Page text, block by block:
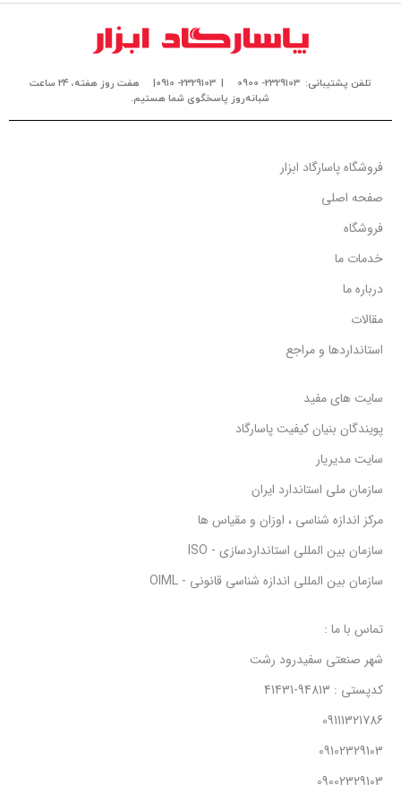
تلفن پشتیبانی: 2329103- 0900 | 2329103- 0910|
هفت روز هفته، ۲۴ ساعت
شبانه‌روز پاسخگوی شما هستیم.
فروشگاه پاسارگاد ابزار
صفحه اصلی
فروشگاه
خدمات ما
درباره ما
مقالات
استانداردها و مراجع
سایت های مفید
پویندگان بنیان کیفیت پاسارگاد
سایت مدیریار
سازمان ملی استاندارد ایران
مرکز اندازه شناسی ، اوزان و مقیاس ها
سازمان بین المللی استانداردسازی - ISO
سازمان بین المللی اندازه شناسی قانونی - OIML
تماس با ما :
شهر صنعتی سفیدرود رشت
کدپستی : 94813-41431
09111321786
09102329103
09002329103